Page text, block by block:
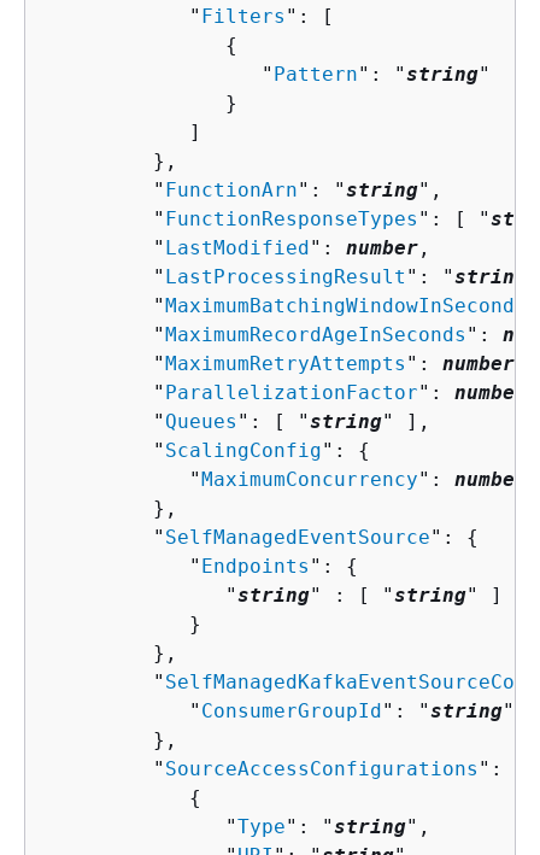
            "
Filters ": [
{
                  "
Pattern": "string"
               }
            ]
         },
         "
FunctionArn": "string",
         "
FunctionResponseTypes ": [ "
         "
LastModified": number ,
         "
LastProcessingResult ": "string
         "
MaximumBatchingWindowInSeconds
         "
MaximumRecordAgeInSeconds ":
         "
MaximumRetryAttempts ": number
         "
ParallelizationFactor": number
         "
Queues ": [ "string" ],
         "
ScalingConfig": {
            "
MaximumConcurrency": number
         },
         "
SelfManagedEventSource": {
            "
Endpoints ": {
               "
string" : [ "string" ]
            }
         },
         "
            "
ConsumerGroupId": "string"
         },
         "
SourceAccessConfigurations ": [
{
               "
Type": "string",